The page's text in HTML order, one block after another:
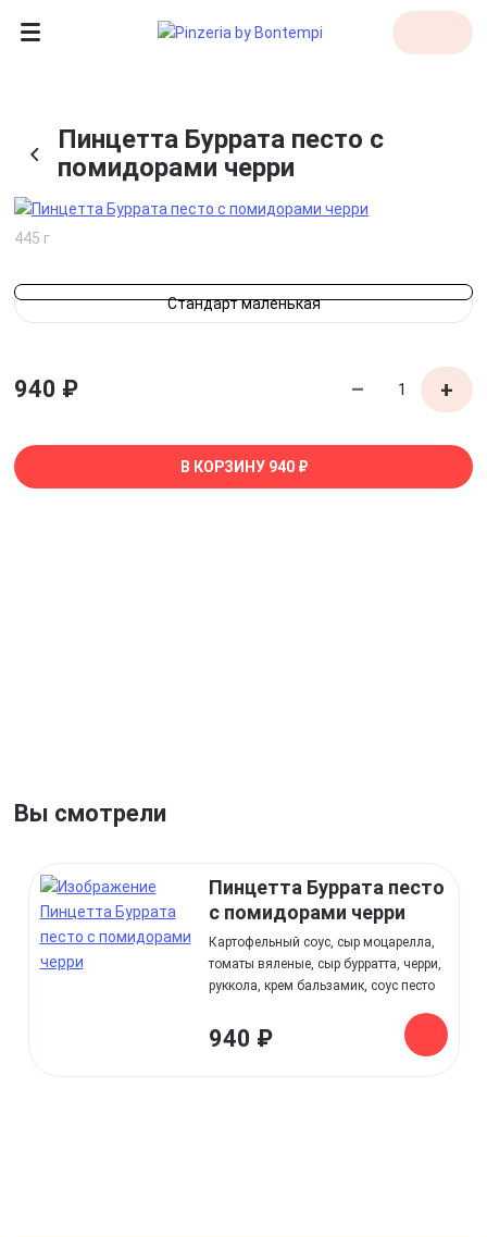
Пинцетта Буррата песто с
помидорами черри
445 г
Стандарт маленькая
940 ₽ – +
В КОРЗИНУ 940 ₽
Вы смотрели
Пинцетта Буррата песто
с помидорами черри
Картофельный соус, сыр моцарелла,
томаты вяленые, сыр бурратта, черри,
руккола, крем бальзамик, соус песто
940 ₽